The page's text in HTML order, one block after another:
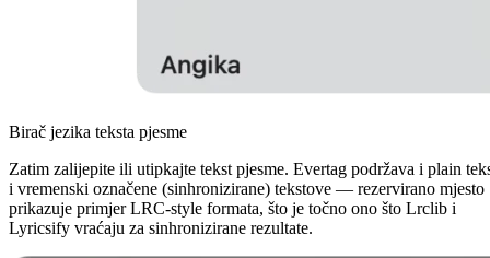
Birač jezika teksta pjesme
Zatim zalijepite ili utipkajte tekst pjesme. Evertag podržava i plain
i vremenski označene (sinhronizirane) tekstove — rezervirano mjesto
prikazuje primjer LRC-style formata, što je točno ono što Lrclib i
Lyricsify vraćaju za sinhronizirane rezultate.